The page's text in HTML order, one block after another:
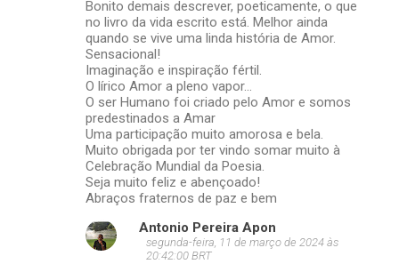
Bonito demais descrever, poeticamente, o que
no livro da vida escrito está. Melhor ainda
quando se vive uma linda história de Amor.
Sensacional!
Imaginação e inspiração fértil.
O lírico Amor a pleno vapor...
O ser Humano foi criado pelo Amor e somos
predestinados a Amar
Uma participação muito amorosa e bela.
Muito obrigada por ter vindo somar muito à
Celebração Mundial da Poesia.
Seja muito feliz e abençoado!
Abraços fraternos de paz e bem
Antonio Pereira Apon
segunda-feira, 11 de março de 2024 às
20:42:00 BRT